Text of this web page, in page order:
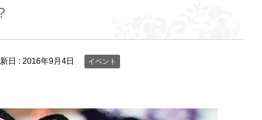
日 : 2016年9月4日 イベント